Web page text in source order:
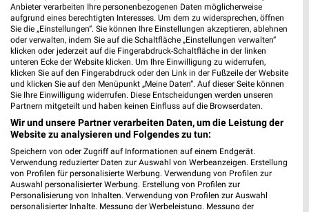
MEHR PROSPEKTE
weekli - Prospekte & Angebote App
Alle mömax Angebote immer griffbereit – mit der kostenlosen
weekli App für iOS & Android.
Anbieter verarbeiten Ihre personenbezogenen Daten möglicherweise
aufgrund eines berechtigten Interesses. Um dem zu widersprechen, öffnen
Sie die „Einstellungen“. Sie können Ihre Einstellungen akzeptieren, ablehnen
oder verwalten, indem Sie auf die Schaltfläche „Einstellungen verwalten“
klicken oder jederzeit auf die Fingerabdruck-Schaltfläche in der linken
unteren Ecke der Website klicken. Um Ihre Einwilligung zu widerrufen,
klicken Sie auf den Fingerabdruck oder den Link in der Fußzeile der Website
und klicken Sie auf den Menüpunkt „Meine Daten“. Auf dieser Seite können
Sie Ihre Einwilligung widerrufen. Diese Entscheidungen werden unseren
Partnern mitgeteilt und haben keinen Einfluss auf die Browserdaten.
Wir und unsere Partner verarbeiten Daten, um die Leistung der
Website zu analysieren und Folgendes zu tun:
Speichern von oder Zugriff auf Informationen auf einem Endgerät.
Verwendung reduzierter Daten zur Auswahl von Werbeanzeigen. Erstellung
von Profilen für personalisierte Werbung. Verwendung von Profilen zur
Auswahl personalisierter Werbung. Erstellung von Profilen zur
Personalisierung von Inhalten. Verwendung von Profilen zur Auswahl
personalisierter Inhalte. Messung der Werbeleistung. Messung der